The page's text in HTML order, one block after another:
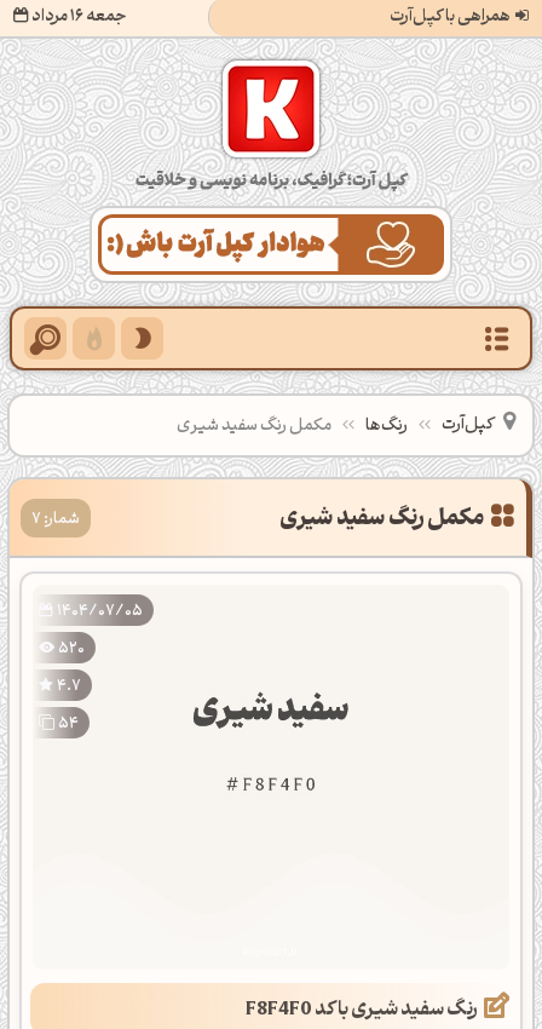
همراهی با کپل‌آرت جمعه 16 مرداد
کپل‌آرت؛ گرافیک، برنامه‌نویسی و خلاقیت
کپل‌آرت رنگ‌ها مکمل رنگ سفید شیری
شمار: 7
1404/07/05
520
4.7
54
رنگ سفید شیری با کد F8F4F0